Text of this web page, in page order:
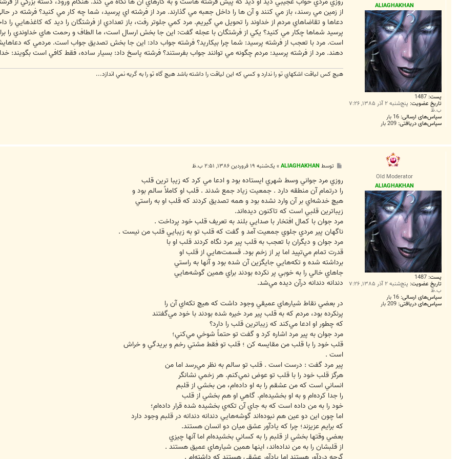
ALIAGHAKHAN
پست: 1487
تاریخ عضویت: پنج‌شنبه ۲ آذر ۱۳۸۵, ۷:۲۶
ب.ظ
سپاس‌های ارسالی: 16 بار
سپاس‌های دریافتی: 209 بار
از زمين مي رسند، باز مي کنند و آن ها را داخل جعبه مي گذارند. مرد از فرشته اي پرسيد، شما چه کار مي کنيد؟ فرشته
دعاها و تقاضاهاي مردم از خداوند را تحويل مي گيريم. مرد کمي جلوتر رفت، باز تعدادي از فرشتگان را ديد که کاغذهايي
پرسيد شماها چکار مي کنيد؟ يکي از فرشتگان با عجله گفت: اين جا بخش ارسال است، ما الطاف و رحمت هاي خداوندي را
است. مرد با تعجب از فرشته پرسيد: شما چرا بيکاريد؟ فرشته جواب داد: اين جا بخش تصديق جواب است. مردمي که
دهند. مرد از فرشته پرسيد: مردم چگونه مي توانند جواب بفرستند؟ فرشته پاسخ داد: بسيار ساده، فقط کافي است بگويند:
هيچ كس لياقت اشكهاي تو را ندارد و كسي كه اين لياقت را داشته باشد هيچ گاه تو را به گريه نمي اندازد...
Old Moderator
ALIAGHAKHAN
پست: 1487
تاریخ عضویت: پنج‌شنبه ۲ آذر ۱۳۸۵, ۷:۲۶
ب.ظ
سپاس‌های ارسالی: 16 بار
سپاس‌های دریافتی: 209 بار
ت
توسط ALIAGHAKHAN
» یک‌شنبه ۱۹ فروردین ۱۳۸۶, ۲:۵۱ ب.ظ
روزي مرد جواني وسط شهري ايستاده بود و ادعا مي كرد كه زيبا ترين قلب
را درتمام آن منطقه دارد . جمعيت زياد جمع شدند . قلب او كاملاً سالم بود و
هيچ خدشه‌اي بر آن وارد نشده بود و همه تصديق كردند كه قلب او به راستي
زيباترين قلبي است كه تاكنون ديده‌اند.
مرد جوان با كمال افتخار با صدايي بلند به تعريف قلب خود پرداخت .
ناگهان پير مردي جلوي جمعيت آمد و گفت كه قلب تو به زيبايي قلب من نيست .
مرد جوان و ديگران با تعجب به قلب پير مرد نگاه كردند قلب او با
قدرت تمام مي‌تپيد اما پر از زخم بود. قسمت‌هايي از قلب او
برداشته شده و تكه‌هايي جايگزين آن شده بود و آنها به راستي
جاهاي خالي را به خوبي پر نكرده بودند براي همين گوشه‌هايي
دندانه دندانه درآن ديده مي‌شد.
در بعضي نقاط شيارهاي عميقي وجود داشت كه هيچ تكه‌اي آن را
پرنكرده بود، مردم كه به قلب پير مرد خيره شده بودند با خود مي‌گفتند
كه چطور او ادعا مي‌كند كه زيباترين قلب را دارد؟
مرد جوان به پير مرد اشاره كرد و گفت تو حتماً شوخي مي‌كني؛
قلب خود را با قلب من مقايسه كن ؛ قلب تو فقط مشتي رخم و بريدگي و خراش
است .
پير مرد گفت : درست است . قلب تو سالم به نظر مي‌رسد اما من
هرگز قلب خود را با قلب تو عوض نمي‌كنم. هر زخمي نشانگر
انساني است كه من عشقم را به او داده‌ام، من بخشي از قلبم
را جدا كرده‌ام و به او بخشيده‌ام. گاهي او هم بخشي از قلب
خود را به من داده است كه به جاي آن تكه‌ي بخشيده شده قرار داده‌ام؛
اما چون اين دو عين هم نبوده‌اند گوشه‌هايي دندانه دندانه در قلبم وجود دارد
كه برايم عزيزند؛ چرا كه ياد‌آور عشق ميان دو انسان هستند.
بعضي وقتها بخشي از قلبم را به كساني بخشيده‌ام اما آنها چيزي
از قلبشان را به من نداده‌اند، اينها همين شيارهاي عميق هستند .